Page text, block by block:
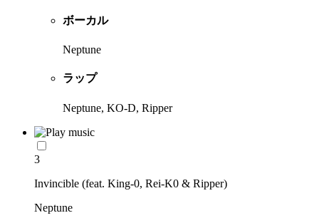
ボーカル
Neptune
ラップ
Neptune, KO-D, Ripper
3
Invincible (feat. King-0, Rei-K0 & Ripper)
Neptune